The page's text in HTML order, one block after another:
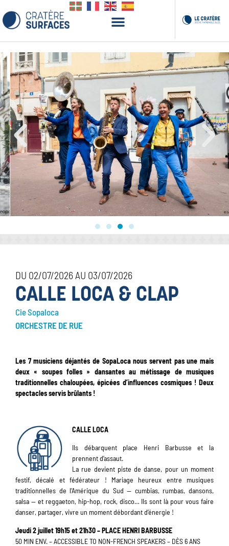
DU 02/07/2026 AU 03/07/2026
CALLE LOCA & CLAP
Cie Sopaloca
ORCHESTRE DE RUE
Les 7 musiciens déjantés de SopaLoca nous servent pas une mais
deux « soupes folles » dansantes au métissage de musiques
traditionnelles chaloupées, épicées d’influences cosmiques ! Deux
spectacles servis brûlants !
CALLE LOCA
Ils débarquent place Henri Barbusse et la
prennent d’assaut.
La rue devient piste de danse, pour un moment
festif, décalé et fédérateur ! Mariage heureux entre musiques
traditionnelles de l’Amérique du Sud — cumbias, rumbas, dansons,
salsa — et reggaeton, hip-hop, rock, disco… Ils sont là pour vous faire
danser, partager, vivre un moment débordant d’énergie !
Jeudi 2 juillet 19h15 et 21h30 – PLACE HENRI BARBUSSE
50 MIN ENV. – ACCESSIBLE TO NON-FRENCH SPEAKERS – DÈS 6 ANS